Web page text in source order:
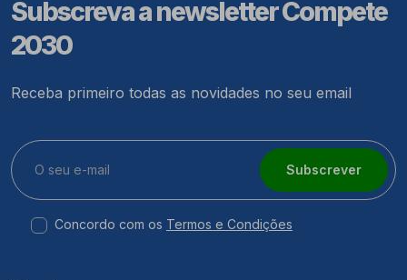
Subscreva a newsletter Compete
2030
Receba primeiro todas as novidades no seu email
Subscrever
Concordo com os Termos e Condições